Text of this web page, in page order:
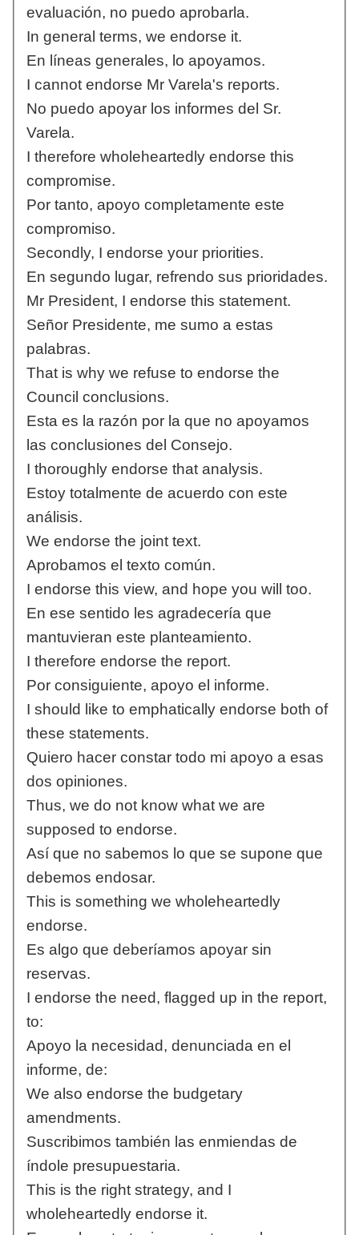
evaluación, no puedo aprobarla.
In general terms, we endorse it.
En líneas generales, lo apoyamos.
I cannot endorse Mr Varela's reports.
No puedo apoyar los informes del Sr.
Varela.
I therefore wholeheartedly endorse this
compromise.
Por tanto, apoyo completamente este
compromiso.
Secondly, I endorse your priorities.
En segundo lugar, refrendo sus prioridades.
Mr President, I endorse this statement.
Señor Presidente, me sumo a estas
palabras.
That is why we refuse to endorse the
Council conclusions.
Esta es la razón por la que no apoyamos
las conclusiones del Consejo.
I thoroughly endorse that analysis.
Estoy totalmente de acuerdo con este
análisis.
We endorse the joint text.
Aprobamos el texto común.
I endorse this view, and hope you will too.
En ese sentido les agradecería que
mantuvieran este planteamiento.
I therefore endorse the report.
Por consiguiente, apoyo el informe.
I should like to emphatically endorse both of
these statements.
Quiero hacer constar todo mi apoyo a esas
dos opiniones.
Thus, we do not know what we are
supposed to endorse.
Así que no sabemos lo que se supone que
debemos endosar.
This is something we wholeheartedly
endorse.
Es algo que deberíamos apoyar sin
reservas.
I endorse the need, flagged up in the report,
to:
Apoyo la necesidad, denunciada en el
informe, de:
We also endorse the budgetary
amendments.
Suscribimos también las enmiendas de
índole presupuestaria.
This is the right strategy, and I
wholeheartedly endorse it.